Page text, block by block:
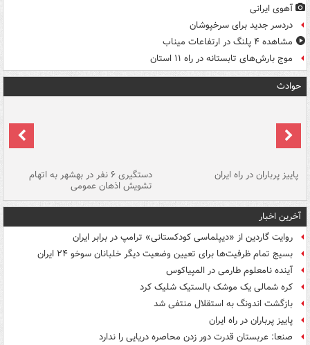
آهوی ایرانی
دردسر جدید برای سرخپوشان
مشاهده ۴ پلنگ در ارتفاعات میناب
موج بارش‌های تابستانه در راه ۱۱ استان
حوادث
پاییز پرباران در راه ایران دستگیری ۶ نفر در بهشهر به اتهام
تشویش اذهان عمومی
آخرین اخبار
روایت گاردین از «دیپلماسی کودکستانی» ترامپ در برابر ایران
بسیج تمام ظرفیت‌ها برای تعیین وضعیت دیگر خلبانان سوخو ۲۴ ایران
آینده نامعلوم طارمی در المپیاکوس
کره شمالی یک موشک بالستیک شلیک کرد
بازگشت اندونگ به استقلال منتفی شد
پاییز پرباران در راه ایران
صنعا: عربستان قدرت دور زدن محاصره دریایی را ندارد